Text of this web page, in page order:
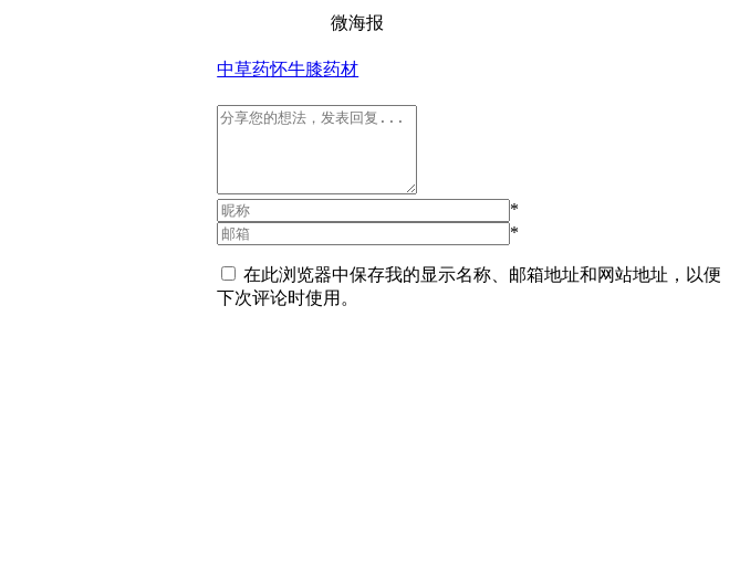
微海报
中草药怀牛膝药材
*
*
在此浏览器中保存我的显示名称、邮箱地址和网站地址，以便
下次评论时使用。